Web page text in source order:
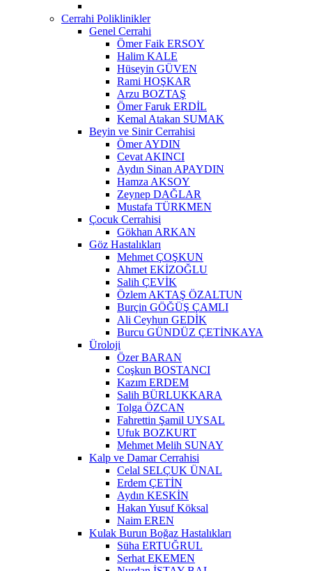
Cerrahi Poliklinikler
Genel Cerrahi
Ömer Faik ERSOY
Halim KALE
Hüseyin GÜVEN
Rami HOŞKAR
Arzu BOZTAŞ
Ömer Faruk ERDİL
Kemal Atakan SUMAK
Beyin ve Sinir Cerrahisi
Ömer AYDIN
Cevat AKINCI
Aydın Sinan APAYDIN
Hamza AKSOY
Zeynep DAĞLAR
Mustafa TÜRKMEN
Çocuk Cerrahisi
Gökhan ARKAN
Göz Hastalıkları
Mehmet ÇOŞKUN
Ahmet EKİZOĞLU
Salih ÇEVİK
Özlem AKTAŞ ÖZALTUN
Burçin GÖĞÜŞ ÇAMLI
Ali Ceyhun GEDİK
Burcu GÜNDÜZ ÇETİNKAYA
Üroloji
Özer BARAN
Coşkun BOSTANCI
Kazım ERDEM
Salih BÜRLUKKARA
Tolga ÖZCAN
Fahrettin Şamil UYSAL
Ufuk BOZKURT
Mehmet Melih SUNAY
Kalp ve Damar Cerrahisi
Celal SELÇUK ÜNAL
Erdem ÇETİN
Aydın KESKİN
Hakan Yusuf Köksal
Naim EREN
Kulak Burun Boğaz Hastalıkları
Süha ERTUĞRUL
Serhat EKEMEN